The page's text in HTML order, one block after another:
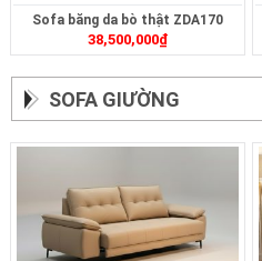
Sofa băng da bò thật ZDA170
38,500,000₫
SOFA GIƯỜNG